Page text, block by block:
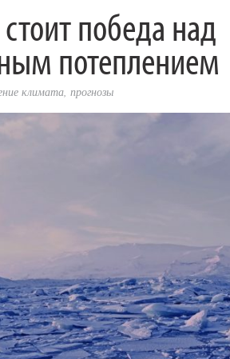
победа над
потеплением
климата, прогнозы